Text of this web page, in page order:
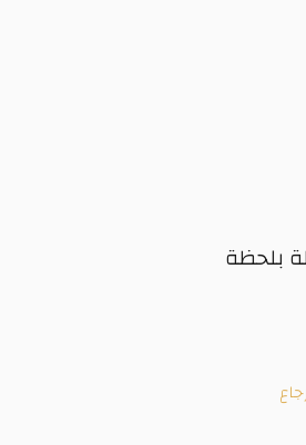
بلحظة